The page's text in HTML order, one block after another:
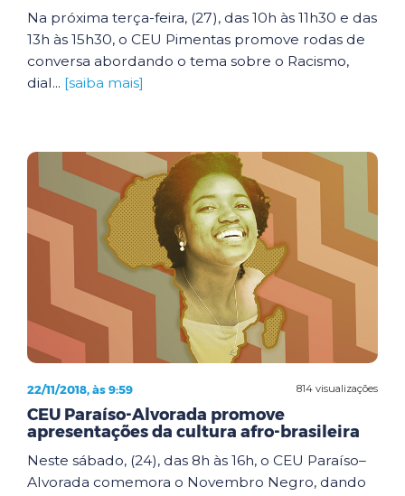
Na próxima terça-feira, (27), das 10h às 11h30 e das
13h às 15h30, o CEU Pimentas promove rodas de
conversa abordando o tema sobre o Racismo,
dial... [saiba mais]
814 visualizações
22/11/2018, às 9:59
CEU Paraíso-Alvorada promove
apresentações da cultura afro-brasileira
Neste sábado, (24), das 8h às 16h, o CEU Paraíso–
Alvorada comemora o Novembro Negro, dando